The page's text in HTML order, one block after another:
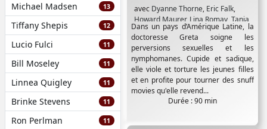
Michael Madsen 13
Tiffany Shepis 12
Lucio Fulci 11
Bill Moseley 11
Linnea Quigley 11
Brinke Stevens 11
Ron Perlman 11
avec Dyanne Thorne, Eric Falk,
Howard Maurer, Lina Romay, Tania
Busselier
Dans un pays d’Amérique Latine, la
doctoresse Greta soigne les
perversions sexuelles et les
nymphomanes. Cupide et sadique,
elle viole et torture les jeunes filles
et en profite pour tourner des snuff
movies qu'elle revend...
Durée : 90 min